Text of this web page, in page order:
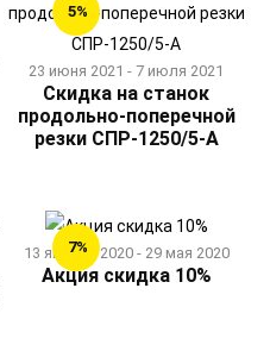
5%
23 июня 2021 - 7 июля 2021
Скидка на станок
продольно-поперечной
резки СПР-1250/5-А
7%
13 января 2020 - 29 мая 2020
Акция скидка 10%